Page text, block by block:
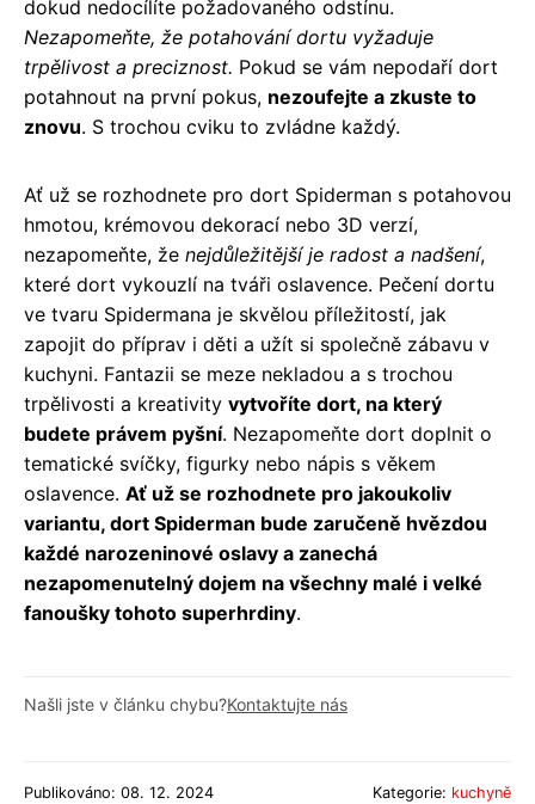
dokud nedocílíte požadovaného odstínu.
Nezapomeňte, že potahování dortu vyžaduje
trpělivost a preciznost. Pokud se vám nepodaří dort
potahnout na první pokus, nezoufejte a zkuste to
znovu. S trochou cviku to zvládne každý.
Ať už se rozhodnete pro dort Spiderman s potahovou
hmotou, krémovou dekorací nebo 3D verzí,
nezapomeňte, že nejdůležitější je radost a nadšení,
které dort vykouzlí na tváři oslavence. Pečení dortu
ve tvaru Spidermana je skvělou příležitostí, jak
zapojit do příprav i děti a užít si společně zábavu v
kuchyni. Fantazii se meze nekladou a s trochou
trpělivosti a kreativity vytvoříte dort, na který
budete právem pyšní. Nezapomeňte dort doplnit o
tematické svíčky, figurky nebo nápis s věkem
oslavence. Ať už se rozhodnete pro jakoukoliv
variantu, dort Spiderman bude zaručeně hvězdou
každé narozeninové oslavy a zanechá
nezapomenutelný dojem na všechny malé i velké
fanoušky tohoto superhrdiny.
Našli jste v článku chybu?Kontaktujte nás
Publikováno: 08. 12. 2024 Kategorie: kuchyně